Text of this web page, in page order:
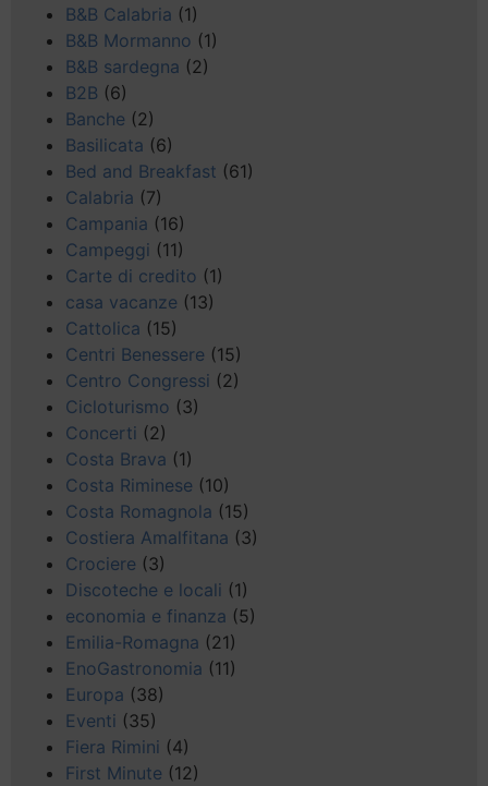
B&B Calabria (1)
B&B Mormanno (1)
B&B sardegna (2)
B2B (6)
Banche (2)
Basilicata (6)
Bed and Breakfast (61)
Calabria (7)
Campania (16)
Campeggi (11)
Carte di credito (1)
casa vacanze (13)
Cattolica (15)
Centri Benessere (15)
Centro Congressi (2)
Cicloturismo (3)
Concerti (2)
Costa Brava (1)
Costa Riminese (10)
Costa Romagnola (15)
Costiera Amalfitana (3)
Crociere (3)
Discoteche e locali (1)
economia e finanza (5)
Emilia-Romagna (21)
EnoGastronomia (11)
Europa (38)
Eventi (35)
Fiera Rimini (4)
First Minute (12)